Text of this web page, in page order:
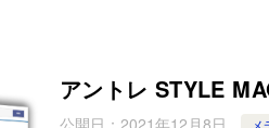
アントレ STYLE